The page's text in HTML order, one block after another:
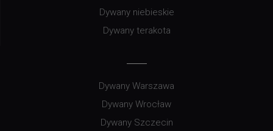
Dywany niebieskie
Dywany terakota
Dywany Warszawa
Dywany Wrocław
Dywany Szczecin